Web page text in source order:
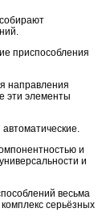
приспособления
направления
эти элементы
и
и
весьма
серьёзных